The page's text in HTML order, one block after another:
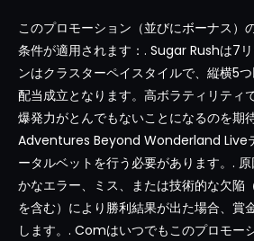
このプロモーション（並びにボーナス）
条件が適用されます：. Sugar Rushは7
ンはクラスターペイスタイルで、縦横5
配当成立となります。高ボラティリティ
爆発力がとんでもないことになるのを期
Adventures Beyond Wonderland Live
ータルベットを行う必要があります。.
かなエラー、ミス、または技術的な欠陥
を含む）により勝利結果が出た場合、賞
します。. Comはいつでもこのプロモー